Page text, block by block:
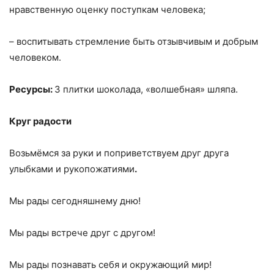
нравственную оценку поступкам человека;
– воспитывать стремление быть отзывчивым и добрым
человеком.
Ресурсы: 3 плитки шоколада, «волшебная» шляпа.
Круг радости
Возьмёмся за руки и поприветствуем друг друга
улыбками и рукопожатиями.
Мы рады сегодняшнему дню!
Мы рады встрече друг с другом!
Мы рады познавать себя и окружающий мир!